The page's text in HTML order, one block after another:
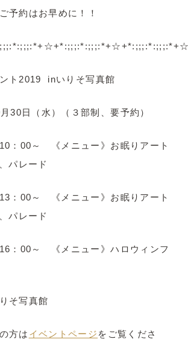
予約はお早めに！！
ト2019 inいりそ写真館
日（水）（３部制、要予約）
：00～ 《メニュー》 お眠りアート
パレード
：00～ 《メニュー》 お眠りアート
パレード
：00～
《メニュー》ハロウィンフ
写真館
方は イベントページ をご覧くださ